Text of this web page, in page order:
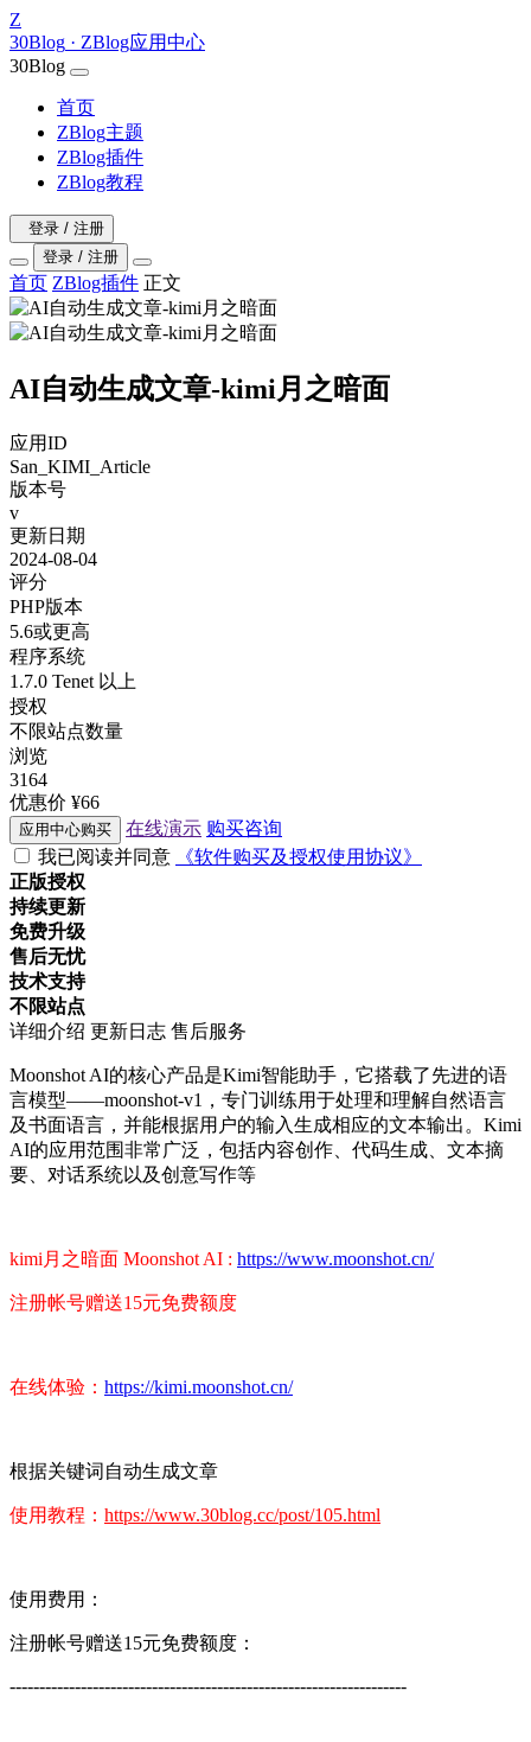
Z
30Blog · ZBlog应用中心
30Blog
首页
ZBlog主题
ZBlog插件
ZBlog教程
登录 / 注册
登录 / 注册
首页 ZBlog插件 正文
AI自动生成文章-kimi月之暗面
应用ID
San_KIMI_Article
版本号
v
更新日期
2024-08-04
评分
PHP版本
5.6或更高
程序系统
1.7.0 Tenet 以上
授权
不限站点数量
浏览
3164
优惠价 ¥66
应用中心购买 在线演示 购买咨询
我已阅读并同意
《软件购买及授权使用协议》
正版授权
持续更新
免费升级
售后无忧
技术支持
不限站点
详细介绍 更新日志 售后服务
Moonshot AI的核心产品是Kimi智能助手，它搭载了先进的语
言模型——moonshot-v1，专门训练用于处理和理解自然语言
及书面语言，并能根据用户的输入生成相应的文本输出。Kimi
AI的应用范围非常广泛，包括内容创作、代码生成、文本摘
要、对话系统以及创意写作等
kimi月之暗面 Moonshot AI : https://www.moonshot.cn/
注册帐号赠送15元免费额度
在线体验： https://kimi.moonshot.cn/
根据关键词自动生成文章
使用教程： https://www.30blog.cc/post/105.html
使用费用：
注册帐号赠送15元免费额度：
-------------------------------------------------------------------